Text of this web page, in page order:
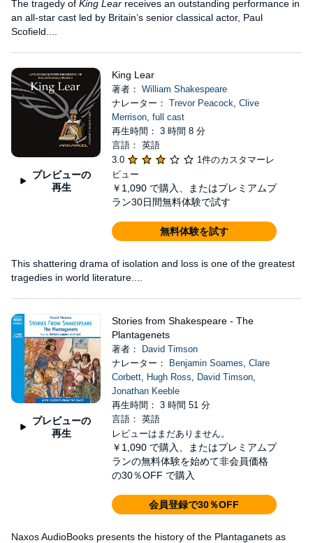
The tragedy of King Lear receives an outstanding performance in
an all-star cast led by Britain’s senior classical actor, Paul
Scofield....
プレビューの
再生
King Lear
著者： William Shakespeare
ナレーター： Trevor Peacock, Clive
Merrison, full cast
再生時間： 3 時間 8 分
言語： 英語
3.0
1件のカスタマーレ
ビュー
￥1,090 で購入、またはプレミアムプ
ラン30日間無料体験で試す
無料体験を試す
This shattering drama of isolation and loss is one of the greatest
tragedies in world literature....
プレビューの
再生
Stories from Shakespeare - The
Plantagenets
著者：
David Timson
ナレーター：
Benjamin Soames, Clare
Corbett, Hugh Ross, David Timson,
Jonathan Keeble
再生時間： 3 時間 51 分
言語： 英語
レビューはまだありません。
￥1,090 で購入、またはプレミアムプ
ランの無料体験を始めて非会員価格
の30％OFF で購入
会員登録で30％OFF
Naxos AudioBooks presents the history of the Plantaganets as